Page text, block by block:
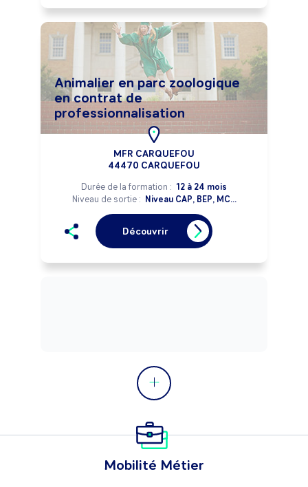
Animalier en parc zoologique
en contrat de
professionnalisation
MFR CARQUEFOU
44470 CARQUEFOU
Durée de la formation : 12 à 24 mois
Niveau de sortie : Niveau CAP, BEP, MC...
Découvrir
Mobilité Métier